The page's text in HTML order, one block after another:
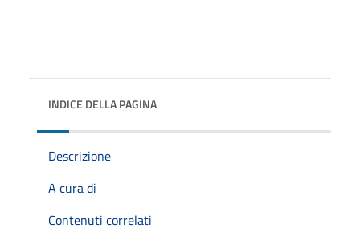
INDICE DELLA PAGINA
Descrizione
A cura di
Contenuti correlati